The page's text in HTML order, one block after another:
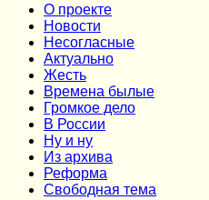
О проекте
Новости
Несогласные
Актуально
Жесть
Времена былые
Громкое дело
В России
Ну и ну
Из архива
Реформа
Cвободная тема